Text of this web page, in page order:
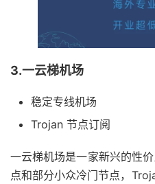
3.一云梯机场
稳定专线机场
Trojan 节点订阅
一云梯机场是一家新兴的性
点和部分小众冷门节点，